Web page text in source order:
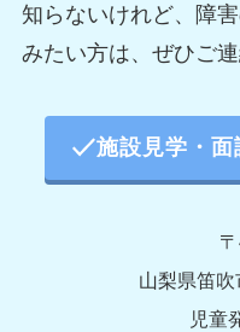
知らないけれど、障
みたい方は、ぜひご連
施設見学・
山梨県笛
児童